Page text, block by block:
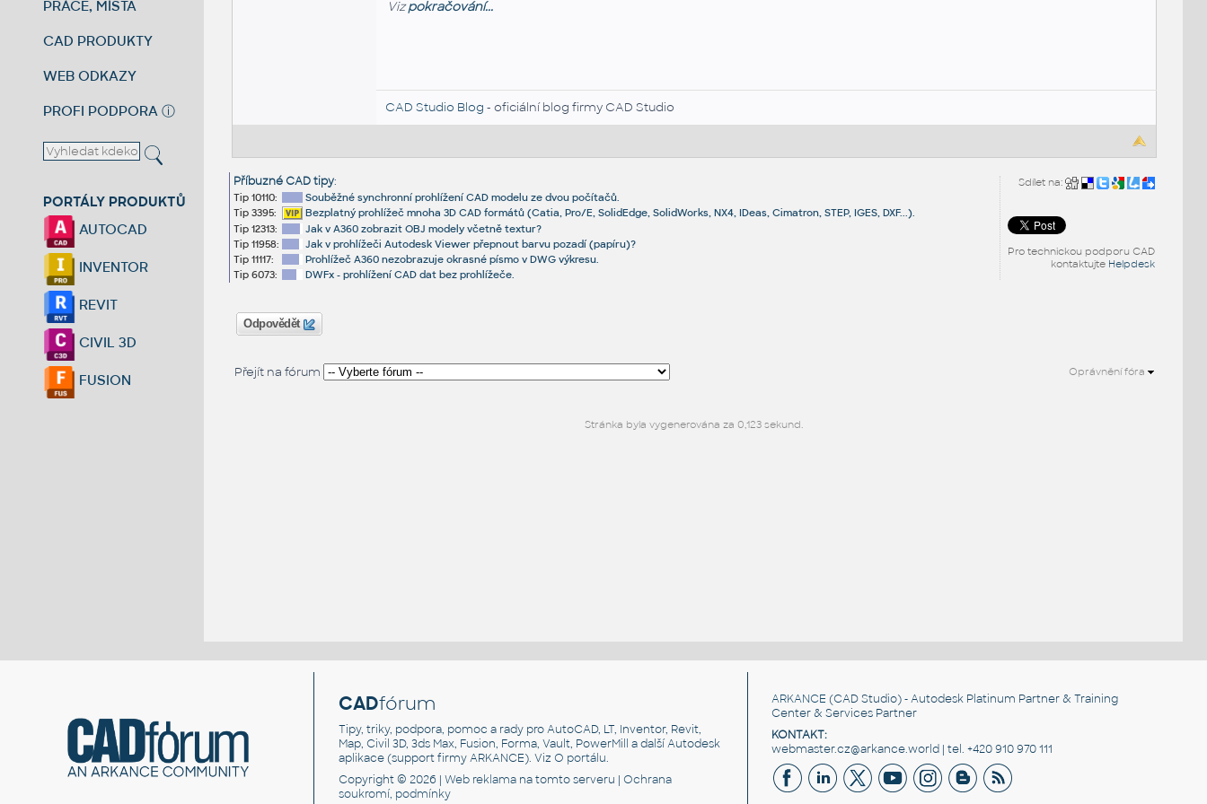
PRÁCE, MÍSTA
CAD PRODUKTY
WEB ODKAZY
PROFI PODPORA ⓘ
PORTÁLY PRODUKTŮ
AUTOCAD
INVENTOR
REVIT
CIVIL 3D
FUSION
Vizpokračování...
CAD Studio Blog - oficiální blog firmy CAD Studio
Sdílet na:
Pro technickou podporu CAD
kontaktujte Helpdesk
Příbuzné CAD tipy:
Tip 10110:
Souběžné synchronní prohlížení CAD modelu ze dvou počítačů.
Tip 3395:
Bezplatný prohlížeč mnoha 3D CAD formátů (Catia, Pro/E, SolidEdge, SolidWorks, NX4, IDeas, Cimatron, STEP, IGES, DXF...).
Tip 12313:
Jak v A360 zobrazit OBJ modely včetně textur?
Tip 11958:
Jak v prohlížeči Autodesk Viewer přepnout barvu pozadí (papíru)?
Tip 11117:
Prohlížeč A360 nezobrazuje okrasné písmo v DWG výkresu.
Tip 6073:
DWFx - prohlížení CAD dat bez prohlížeče.
Odpovědět
Přejít na fórum Oprávnění fóra
Stránka byla vygenerována za 0,123 sekund.
CADfórum
Tipy, triky, podpora, pomoc a rady pro AutoCAD, LT, Inventor, Revit,
Map, Civil 3D, 3ds Max, Fusion, Forma, Vault, PowerMill a další Autodesk
aplikace (support firmy ARKANCE). VizO portálu.
Copyright © 2026 |Web reklama na tomto serveru |Ochrana
soukromí, podmínky
ARKANCE (CAD Studio) - Autodesk Platinum Partner & Training
Center & Services Partner
KONTAKT:
webmaster.cz@arkance.world | tel. +420 910 970 111